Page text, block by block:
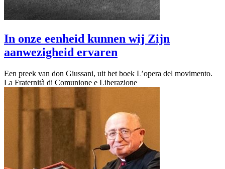
In onze eenheid kunnen wij Zijn
aanwezigheid ervaren
Een preek van don Giussani, uit het boek L’opera del movimento.
La Fraternità di Comunione e Liberazione